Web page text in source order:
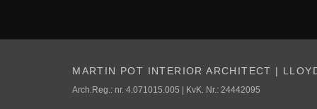
MARTIN POT INTERIOR ARCHITECT |
Arch.Reg.: nr. 4.071015.005 | KvK. Nr.: 24442095